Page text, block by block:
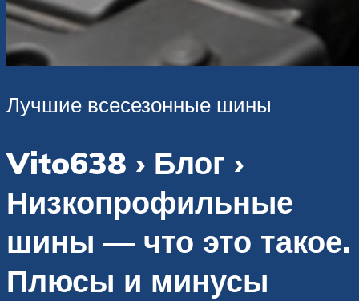
Лучшие всесезонные шины
Vito638 › Блог ›
Низкопрофильные
шины — что это такое.
Плюсы и минусы